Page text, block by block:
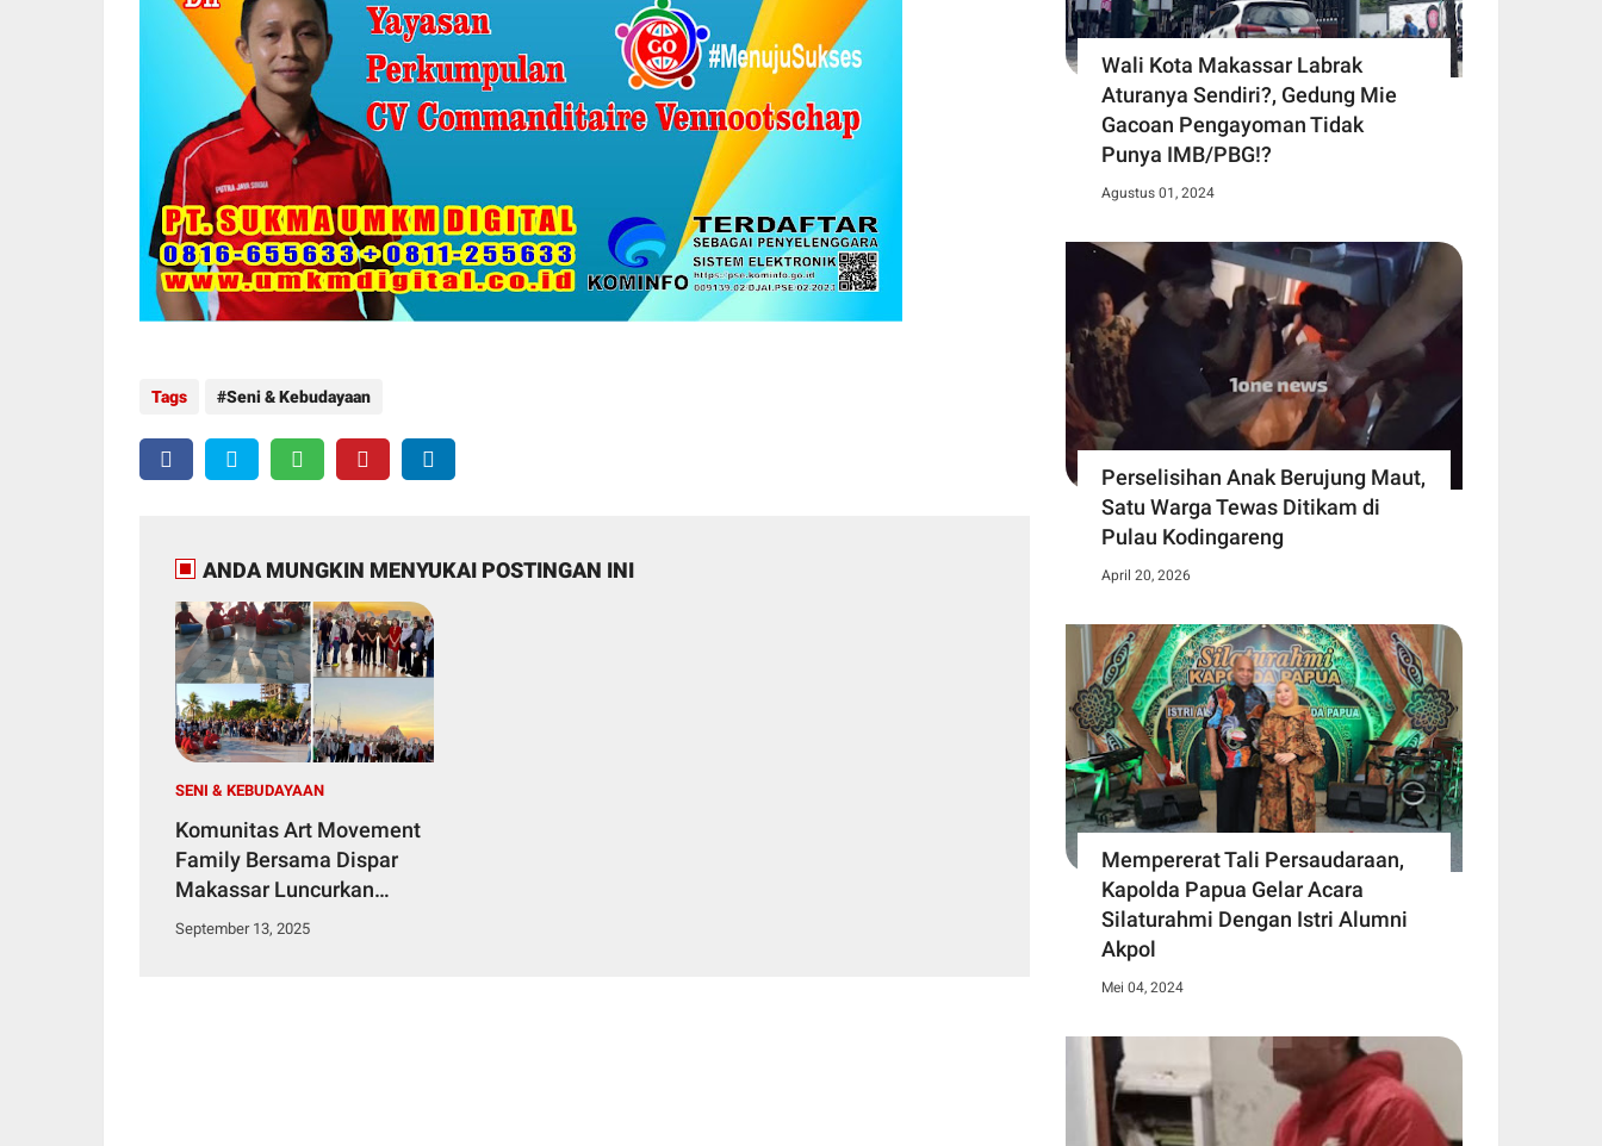
Tags Seni & Kebudayaan
ANDA MUNGKIN MENYUKAI POSTINGAN INI
SENI & KEBUDAYAAN
Komunitas Art Movement
Family Bersama Dispar
Makassar Luncurkan
Budaya Baru Bertajuk
September 13, 2025
Wali Kota Makassar Labrak
Aturanya Sendiri?, Gedung Mie
Gacoan Pengayoman Tidak
Punya IMB/PBG!?
Agustus 01, 2024
Perselisihan Anak Berujung Maut,
Satu Warga Tewas Ditikam di
Pulau Kodingareng
April 20, 2026
Mempererat Tali Persaudaraan,
Kapolda Papua Gelar Acara
Silaturahmi Dengan Istri Alumni
Akpol
Mei 04, 2024